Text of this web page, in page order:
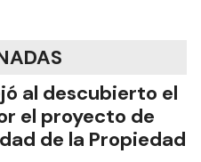
al descubierto el
el proyecto de
de la Propiedad